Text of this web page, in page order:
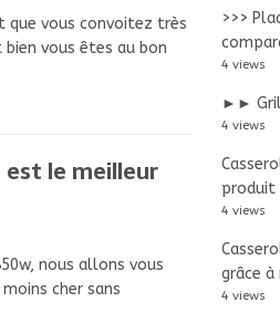
que vous convoitez très
bien vous êtes au bon
le meilleur
nous allons vous
cher sans
>>>
4 views
►►
4 views
produit
4 views
grâce
4 views